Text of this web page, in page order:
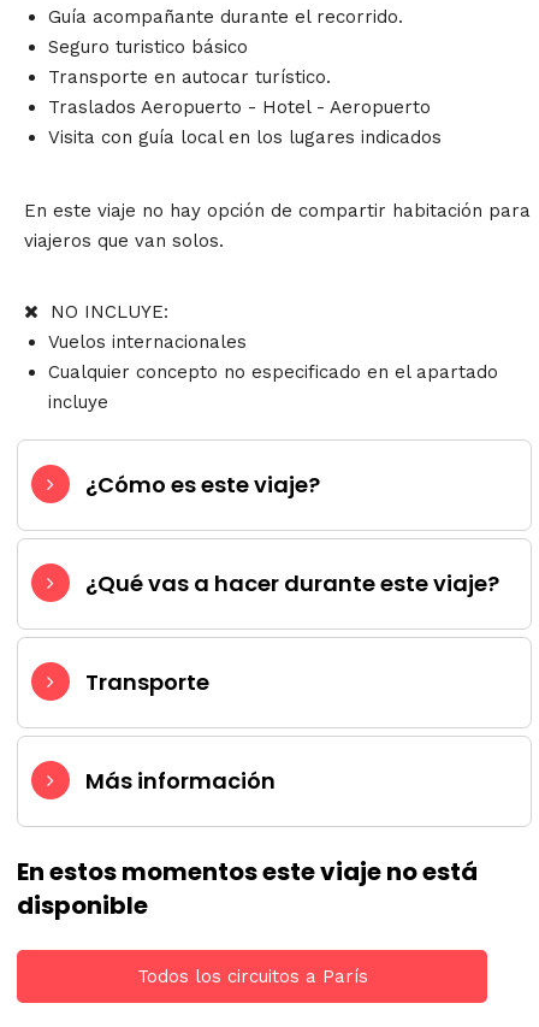
Guía acompañante durante el recorrido.
Seguro turistico básico
Transporte en autocar turístico.
Traslados Aeropuerto - Hotel - Aeropuerto
Visita con guía local en los lugares indicados
En este viaje no hay opción de compartir habitación para
viajeros que van solos.
NO INCLUYE:
Vuelos internacionales
Cualquier concepto no especificado en el apartado
incluye
¿Cómo es este viaje?
¿Qué vas a hacer durante este viaje?
Transporte
Más información
En estos momentos este viaje no está
disponible
Todos los circuitos a París